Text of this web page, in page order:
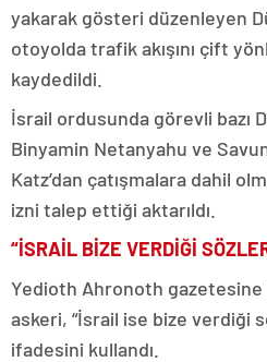
yakarak gösteri düzenleyen
otoyolda trafik akışını çift
kaydedildi.
İsrail ordusunda görevli bazı
Binyamin Netanyahu ve
Katz’dan çatışmalara dahil
izni talep ettiği aktarıldı.
“İSRAİL BİZE VERDİĞİ
Yedioth Ahronoth gazetesine
askeri, “İsrail ise bize verdiği
ifadesini kullandı.